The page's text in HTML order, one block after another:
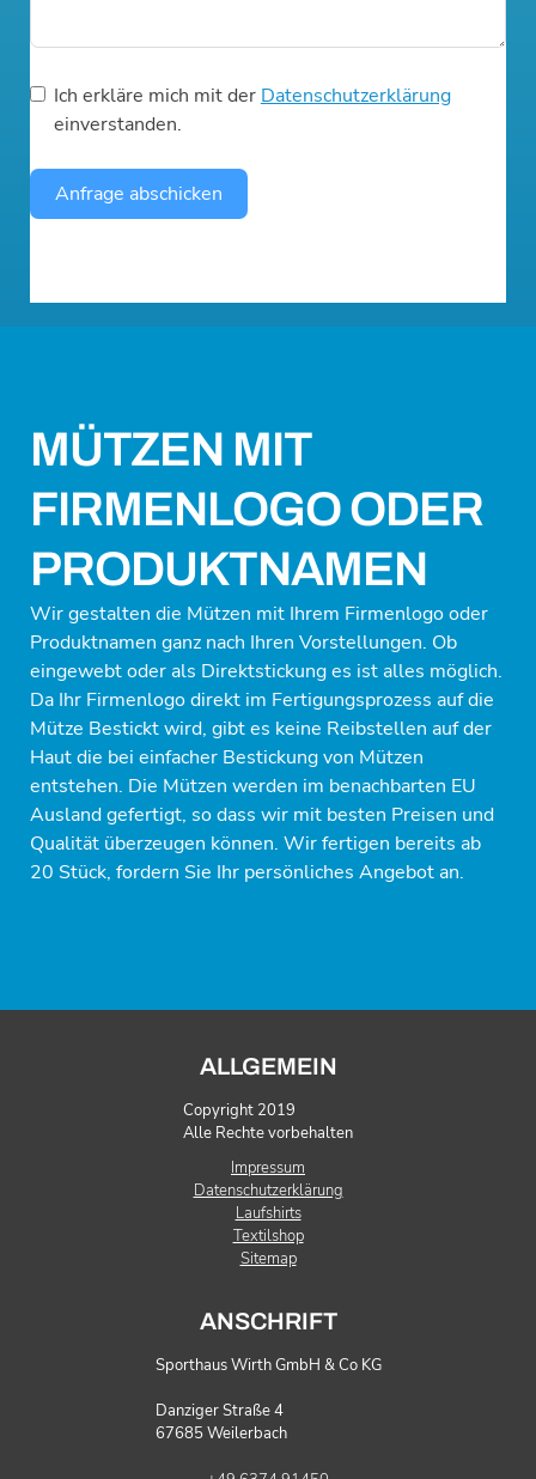
Ich erkläre mich mit der Datenschutzerklärung
einverstanden.
Anfrage abschicken
MÜTZEN MIT
FIRMENLOGO ODER
PRODUKTNAMEN
Wir gestalten die Mützen mit Ihrem Firmenlogo oder
Produktnamen ganz nach Ihren Vorstellungen. Ob
eingewebt oder als Direktstickung es ist alles möglich.
Da Ihr Firmenlogo direkt im Fertigungsprozess auf die
Mütze Bestickt wird, gibt es keine Reibstellen auf der
Haut die bei einfacher Bestickung von Mützen
entstehen. Die Mützen werden im benachbarten EU
Ausland gefertigt, so dass wir mit besten Preisen und
Qualität überzeugen können. Wir fertigen bereits ab
20 Stück, fordern Sie Ihr persönliches Angebot an.
ALLGEMEIN
Copyright 2019
Alle Rechte vorbehalten
Impressum
Datenschutzerklärung
Laufshirts
Textilshop
Sitemap
ANSCHRIFT
Sporthaus Wirth GmbH & Co KG
Danziger Straße 4
67685 Weilerbach